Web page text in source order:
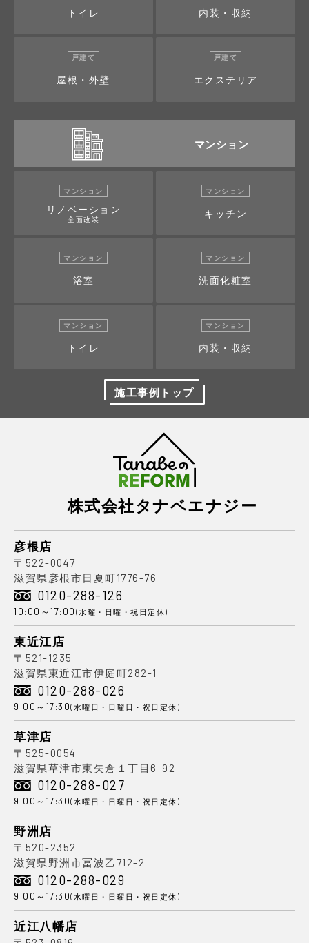
トイレ 内装・収納
戸建て
屋根・外壁
戸建て
エクステリア
マンション
マンション
リノベーション
全面改装
マンション
キッチン
マンション
浴室
マンション
洗面化粧室
マンション
トイレ
マンション
内装・収納
施工事例トップ
株式会社タナベエナジー
彦根店
〒522-0047
滋賀県彦根市日夏町1776-76
0120-288-126
10:00～17:00 (水曜・日曜・祝日定休)
東近江店
〒521-1235
滋賀県東近江市伊庭町282-1
0120-288-026
9:00～17:30(水曜日・日曜日・祝日定休)
草津店
〒525-0054
滋賀県草津市東矢倉１丁目6-92
0120-288-027
9:00～17:30(水曜日・日曜日・祝日定休)
野洲店
〒520-2352
滋賀県野洲市冨波乙712-2
0120-288-029
9:00～17:30(水曜日・日曜日・祝日定休)
近江八幡店